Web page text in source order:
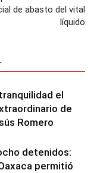
de abasto del vital
líquido
el
de
Romero
detenidos:
permitió